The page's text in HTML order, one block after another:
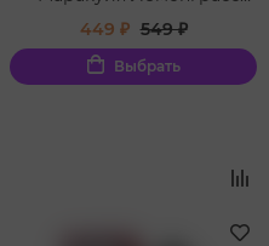
Персик
449 ₽ 549 ₽
Выбрать